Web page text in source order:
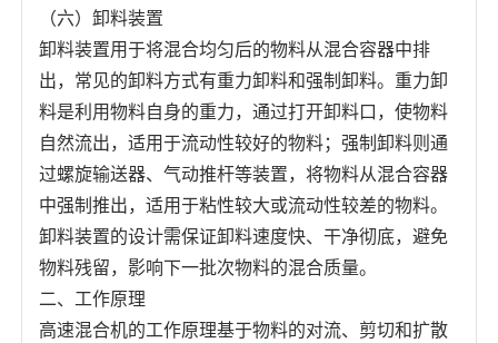
（六）卸料装置
卸料装置用于将混合均匀后的物料从混合容器中排
出，常见的卸料方式有重力卸料和强制卸料。重力卸
料是利用物料自身的重力，通过打开卸料口，使物料
自然流出，适用于流动性较好的物料；强制卸料则通
过螺旋输送器、气动推杆等装置，将物料从混合容器
中强制推出，适用于粘性较大或流动性较差的物料。
卸料装置的设计需保证卸料速度快、干净彻底，避免
物料残留，影响下一批次物料的混合质量。
二、工作原理
高速混合机的工作原理基于物料的对流、剪切和扩散